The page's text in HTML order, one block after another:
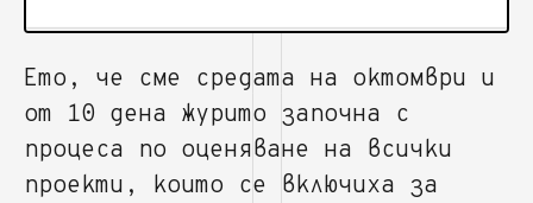
Ето, че сме средата на октомври и
от 10 дена журито започна с
процеса по оценяване на всички
проекти, които се включиха за